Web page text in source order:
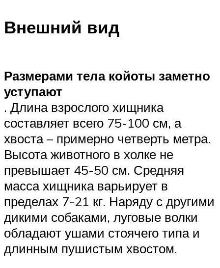
Внешний вид
Размерами тела койоты заметно
уступают
. Длина взрослого хищника
составляет всего 75-100 см, а
хвоста – примерно четверть метра.
Высота животного в холке не
превышает 45-50 см. Средняя
масса хищника варьирует в
пределах 7-21 кг. Наряду с другими
дикими собаками, луговые волки
обладают ушами стоячего типа и
длинным пушистым хвостом.